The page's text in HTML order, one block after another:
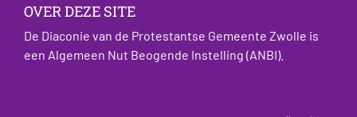
OVER DEZE SITE
De Diaconie van de Protestantse Gemeente Zwolle is
een Algemeen Nut Beogende Instelling (ANBI).